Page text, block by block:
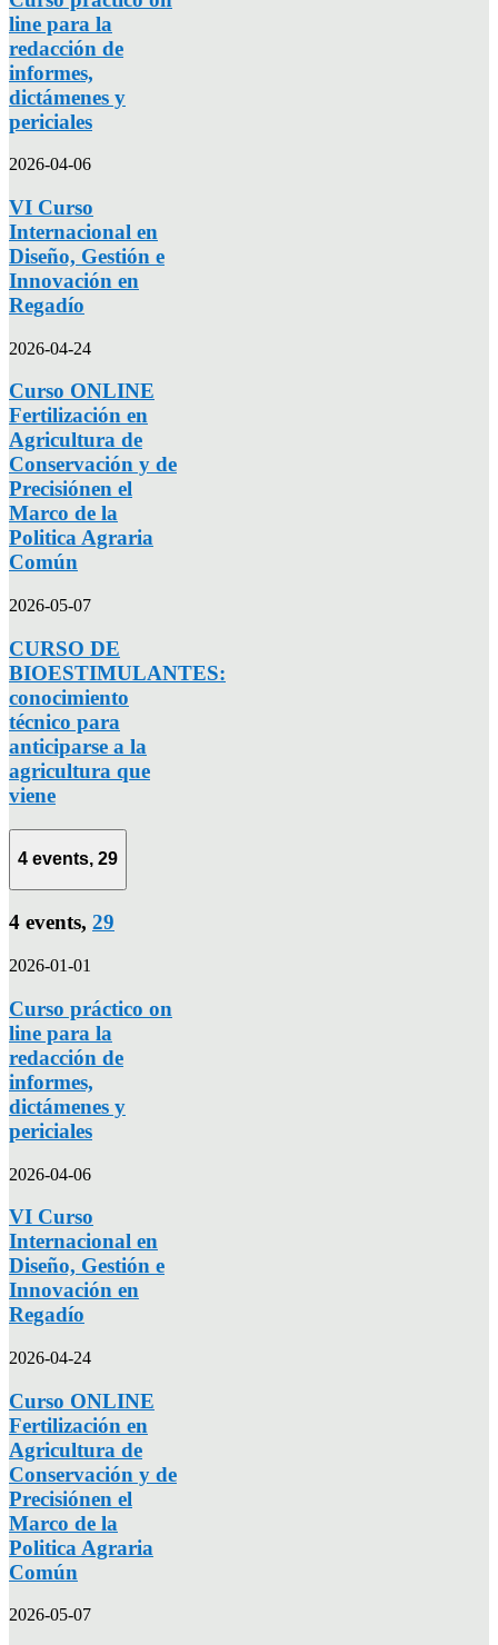
line para la
redacción de
informes,
dictámenes y
periciales
2026-04-06
VI Curso
Internacional en
Diseño, Gestión e
Innovación en
Regadío
2026-04-24
Curso ONLINE
Fertilización en
Agricultura de
Conservación y de
Precisiónen el
Marco de la
Politica Agraria
Común
2026-05-07
CURSO DE
BIOESTIMULANTES:
conocimiento
técnico para
anticiparse a la
agricultura que
viene
4 events, 29
4 events, 29
2026-01-01
Curso práctico on
line para la
redacción de
informes,
dictámenes y
periciales
2026-04-06
VI Curso
Internacional en
Diseño, Gestión e
Innovación en
Regadío
2026-04-24
Curso ONLINE
Fertilización en
Agricultura de
Conservación y de
Precisiónen el
Marco de la
Politica Agraria
Común
2026-05-07